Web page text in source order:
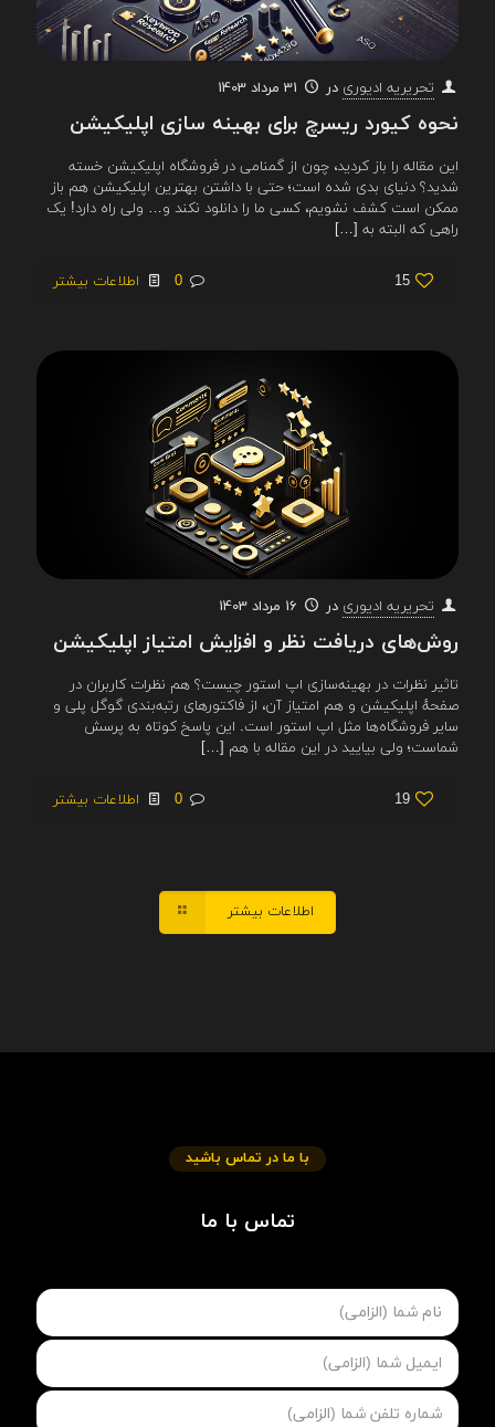
تحریریه ادیوری در 31 مرداد 1403
نحوه کیورد ریسرچ برای بهینه سازی اپلیکیشن
این مقاله را باز کردید، چون از گمنامی در فروشگاه اپلیکیشن خسته
شدید؟ دنیای بدی شده است؛ حتی با داشتن بهترین اپلیکیشن هم باز
ممکن است کشف نشویم، کسی ما را دانلود نکند و… ولی راه دارد! یک
راهی که البته به […]
15
0 اطلاعات بیشتر
تحریریه ادیوری در 16 مرداد 1403
روش‌های دریافت نظر و افزایش امتیاز اپلیکیشن
تاثیر نظرات در بهینه‌سازی اپ استور چیست؟ هم نظرات کاربران در
صفحهٔ اپلیکیشن و هم امتیاز آن، از فاکتورهای رتبه‌بندی گوگل پلی و
سایر فروشگاه‌ها مثل اپ استور است. این پاسخ کوتاه به پرسش
شماست؛ ولی بیایید در این مقاله با هم […]
19
0 اطلاعات بیشتر
اطلاعات بیشتر
با ما در تماس باشید
تماس با ما